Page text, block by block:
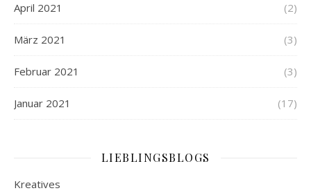
April 2021 (2)
März 2021 (3)
Februar 2021 (3)
Januar 2021 (17)
LIEBLINGSBLOGS
Kreatives